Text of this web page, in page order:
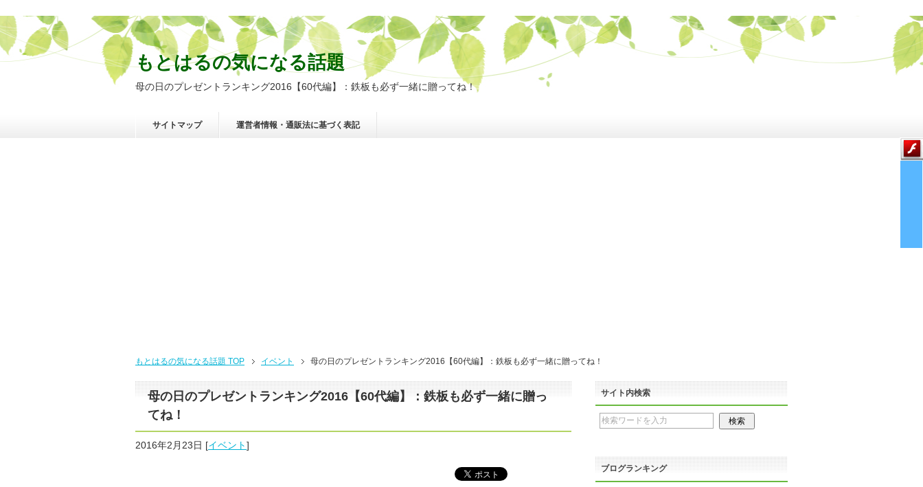
もとはるの気になる話題
母の日のプレゼントランキング2016【60代編】：鉄板も必ず一緒に贈ってね！
サイトマップ 運営者情報・通販法に基づく表記
もとはるの気になる話題 TOP イベント 母の日のプレゼントランキング2016【60代編】：鉄板も必ず一緒に贈ってね！
母の日のプレゼントランキング2016【60代編】：鉄板も必ず一緒に贈っ
てね！
2016年2月23日 [イベント]
サイト内検索
ブログランキング